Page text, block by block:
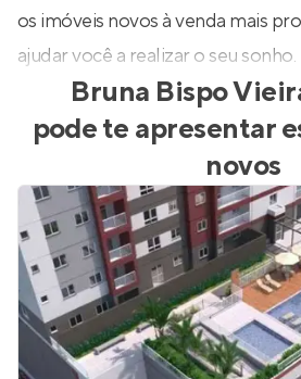
os imóveis novos à venda mais
ajudar você a realizar o seu sonho.
Bruna Bispo
pode te apresentar
novos